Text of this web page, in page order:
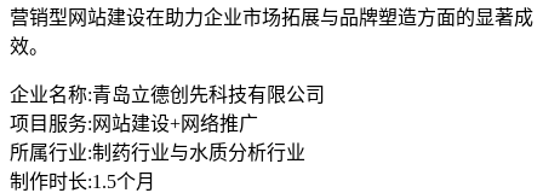
营销型网站建设在助力企业市场拓展与品牌塑造方面的显著成
效。
企业名称:青岛立德创先科技有限公司
项目服务: 网站建设+网络推广
所属行业:制药行业与水质分析行业
制作时长:1.5个月